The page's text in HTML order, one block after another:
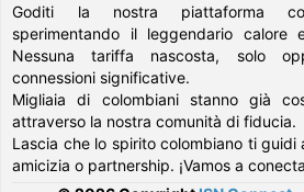
Goditi la nostra piattaforma
sperimentando il leggendario calore
Nessuna tariffa nascosta, solo
connessioni significative.
Migliaia di colombiani stanno già
attraverso la nostra comunità di fiducia.
Lascia che lo spirito colombiano ti guidi
amicizia o partnership. ¡Vamos a